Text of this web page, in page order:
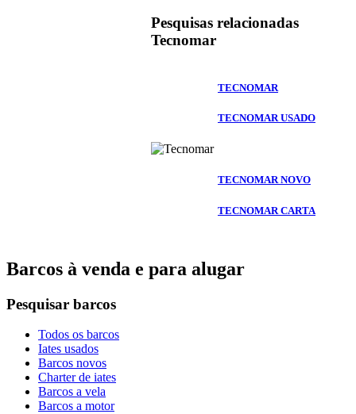
Pesquisas relacionadas
Tecnomar
TECNOMAR
TECNOMAR USADO
TECNOMAR NOVO
TECNOMAR CARTA
Barcos à venda e para alugar
Pesquisar barcos
Todos os barcos
Iates usados
Barcos novos
Charter de iates
Barcos a vela
Barcos a motor